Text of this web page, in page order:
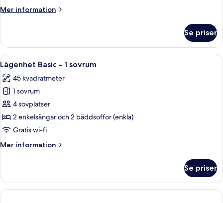
-Mer information
Mer
Deluxe
1
sovrum
viss
havsutsikt
Se priser
Öppna
alla
foton
för
Lägenhet
Basic
-
sovrum
Ett hotellrum med en sänggavel i
4
Lägenhet Basic - 1 sovrum
45 kvadratmeter
1 sovrum
4 sovplatser
2 enkelsängar och 2 bäddsoffor (enkla)
Gratis wi-fi
Mer information
Mer
Basic
1
Se priser